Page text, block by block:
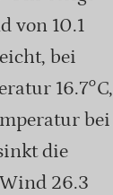
von 10.1
bei
16.7°C,
bei
die
26.3